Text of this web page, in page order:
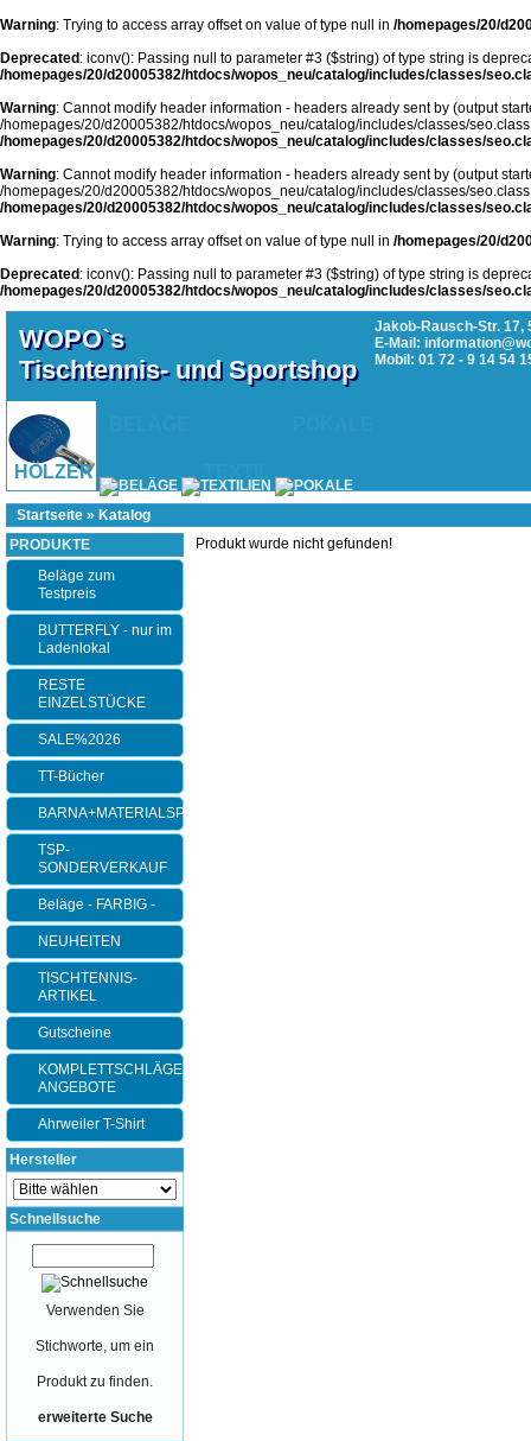
Warning: Trying to access array offset on value of type null in /homepages/20/
Deprecated : iconv(): Passing null to parameter #3 ($string) of type string is
/homepages/20/d20005382/htdocs/wopos_neu/catalog/includes/classes/
Warning: Cannot modify header information - headers already sent by (output
/homepages/20/d20005382/htdocs/wopos_neu/catalog/includes/classes/
/homepages/20/d20005382/htdocs/wopos_neu/catalog/includes/classes/
Warning: Cannot modify header information - headers already sent by (output
/homepages/20/d20005382/htdocs/wopos_neu/catalog/includes/classes/
/homepages/20/d20005382/htdocs/wopos_neu/catalog/includes/classes/
Warning: Trying to access array offset on value of type null in /homepages/20/
Deprecated : iconv(): Passing null to parameter #3 ($string) of type string is
/homepages/20/d20005382/htdocs/wopos_neu/catalog/includes/classes/
WOPO`s
Tischtennis- und Sportshop
Jakob-Rausch-Str. 17,
E-Mail:
Mobil: 01 72 - 9 14 54
HÖLZER
Startseite » Katalog
Produkt wurde nicht gefunden!
PRODUKTE
Beläge zum
Testpreis
BUTTERFLY - nur im
Ladenlokal
RESTE
EINZELSTÜCKE
SALE%2026
TT-Bücher
BARNA+MATERIALSPEZI
TSP-
SONDERVERKAUF
Beläge - FARBIG -
NEUHEITEN
TISCHTENNIS-
ARTIKEL
Gutscheine
KOMPLETTSCHLÄGER-
ANGEBOTE
Ahrweiler T-Shirt
Hersteller
Schnellsuche
Verwenden Sie
Stichworte, um ein
Produkt zu finden.
erweiterte Suche